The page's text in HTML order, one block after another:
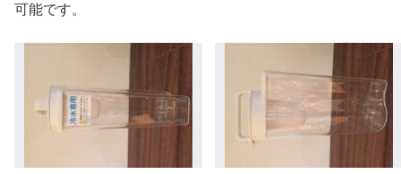
可能です。